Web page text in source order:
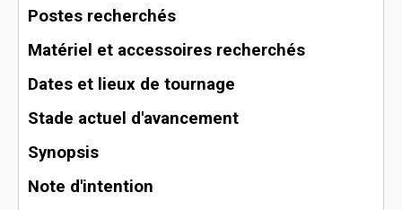
Postes recherchés
Matériel et accessoires recherchés
Dates et lieux de tournage
Stade actuel d'avancement
Synopsis
Note d'intention